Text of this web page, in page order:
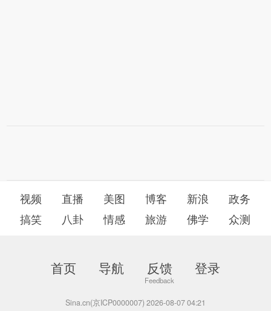
视频 直播 美图 博客 新浪
政务
搞笑
八卦 情感 旅游 佛学 众测
首页 导航 反馈 登录
Sina.cn(京ICP0000007) 2026-08-07 04:21